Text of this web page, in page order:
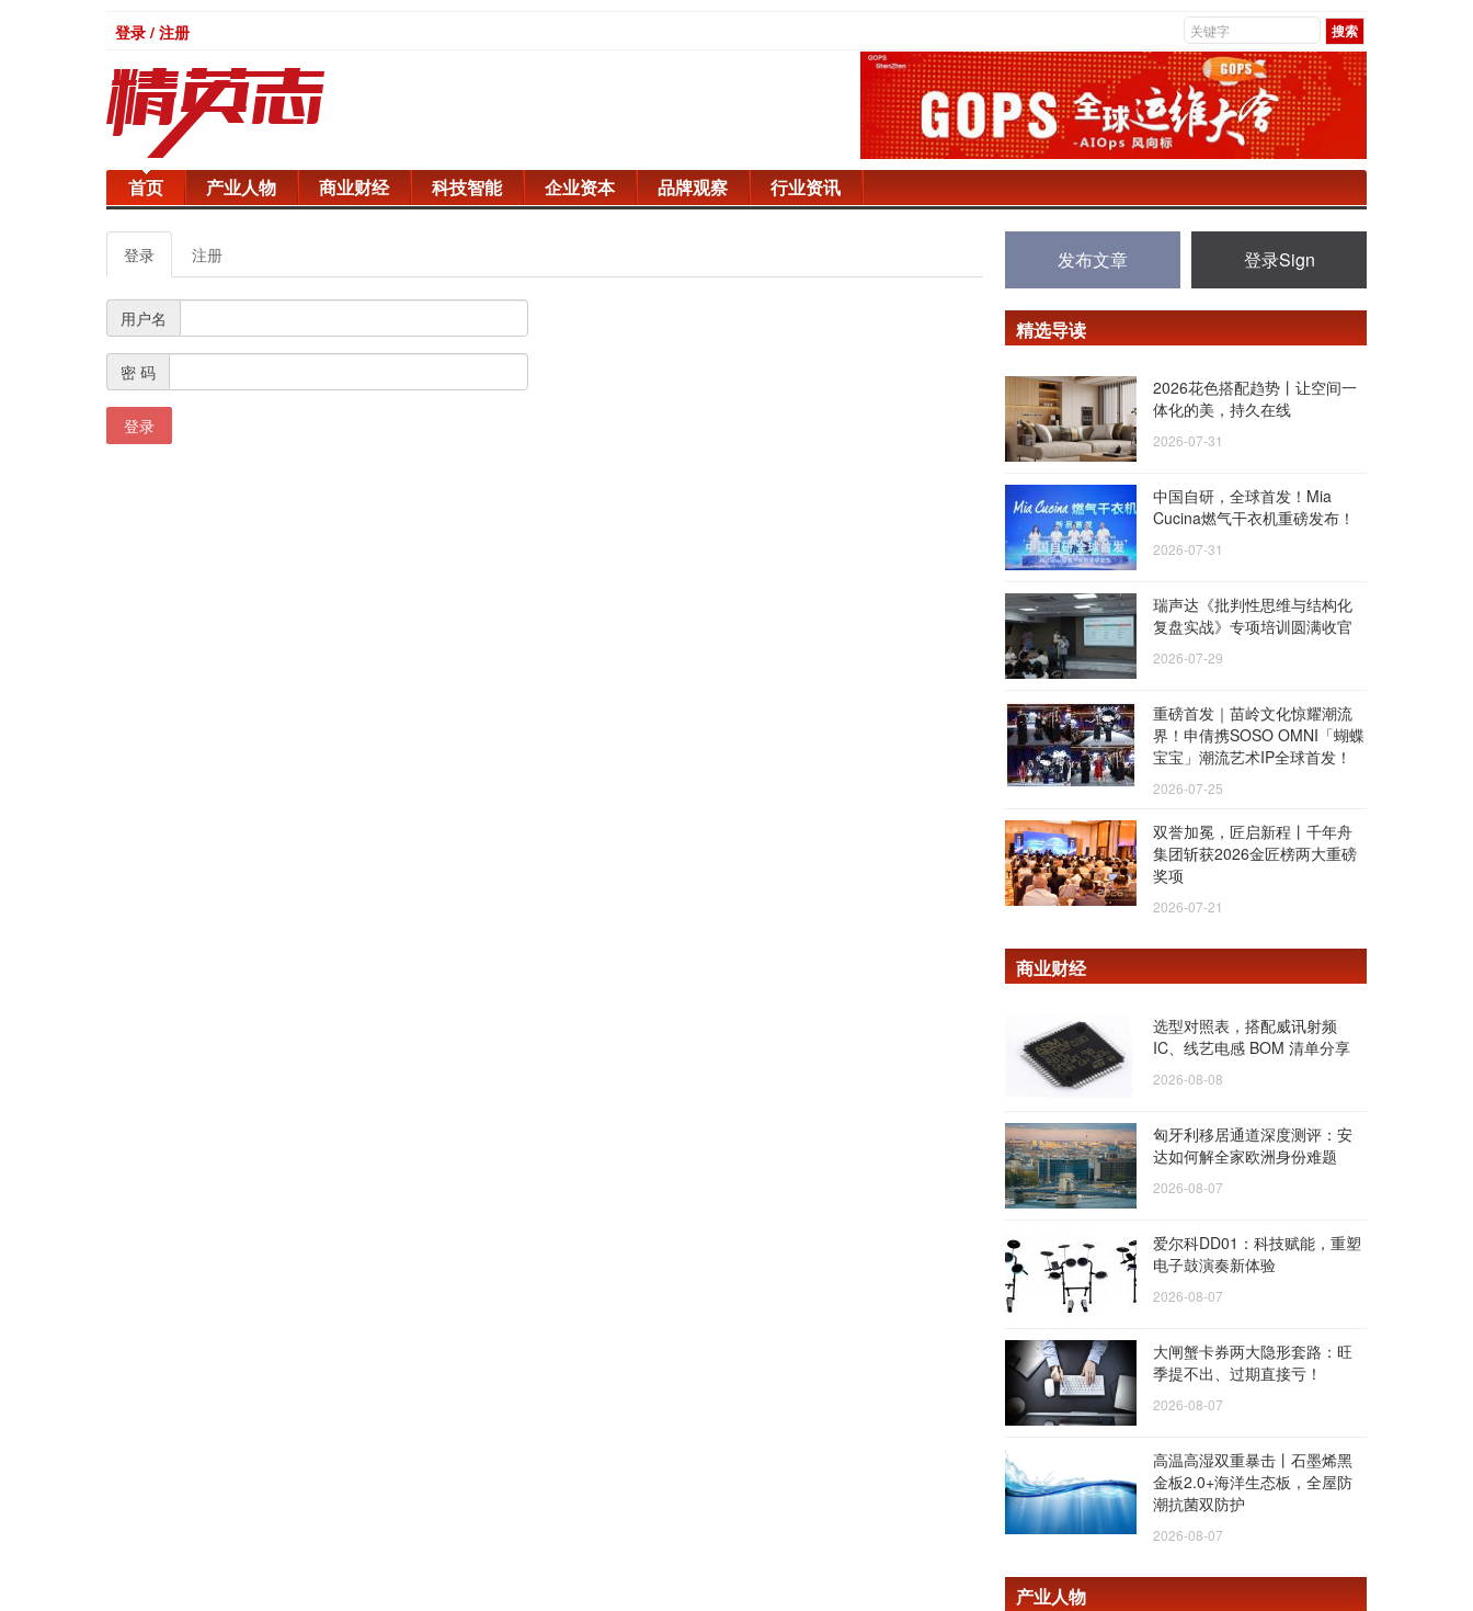
登录 / 注册
首页 产业人物 商业财经 科技智能 企业资本 品牌观察 行业资讯
登录 注册
用户名
密 码
登录
发布文章 登录Sign
精选导读
2026花色搭配趋势丨让空间一
体化的美，持久在线
2026-07-31
中国自研，全球首发！Mia
Cucina燃气干衣机重磅发布！
2026-07-31
瑞声达《批判性思维与结构化
复盘实战》专项培训圆满收官
2026-07-29
重磅首发｜苗岭文化惊耀潮流
界！申倩携SOSO OMNI「蝴蝶
宝宝」潮流艺术IP全球首发！
2026-07-25
双誉加冕，匠启新程丨千年舟
集团斩获2026金匠榜两大重磅
奖项
2026-07-21
商业财经
选型对照表，搭配威讯射频
IC、线艺电感 BOM 清单分享
2026-08-08
匈牙利移居通道深度测评：安
达如何解全家欧洲身份难题
2026-08-07
爱尔科DD01：科技赋能，重塑
电子鼓演奏新体验
2026-08-07
大闸蟹卡券两大隐形套路：旺
季提不出、过期直接亏！
2026-08-07
高温高湿双重暴击丨石墨烯黑
金板2.0+海洋生态板，全屋防
潮抗菌双防护
2026-08-07
产业人物